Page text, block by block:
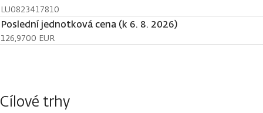
LU0823417810
Poslední jednotková cena (k 6. 8. 2026)
126,9700 EUR
Cílové trhy